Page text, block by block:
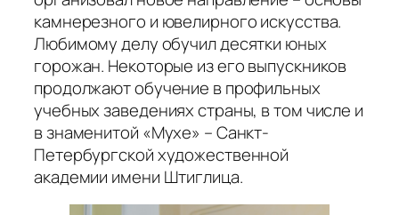
камнерезного и ювелирного искусства.
Любимому делу обучил десятки юных
горожан. Некоторые из его выпускников
продолжают обучение в профильных
учебных заведениях страны, в том числе и
в знаменитой «Мухе» – Санкт-
Петербургской художественной
академии имени Штиглица.